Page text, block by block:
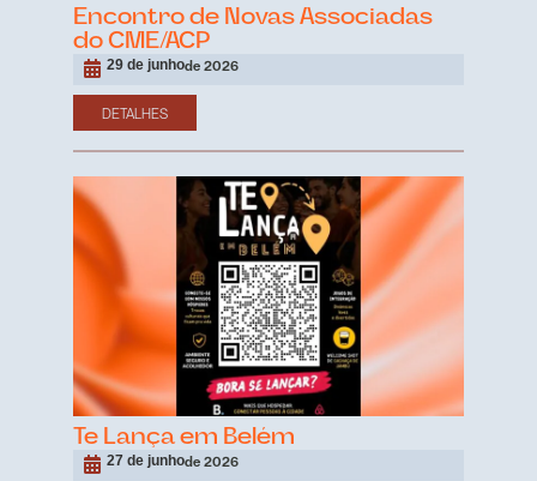
Encontro de Novas Associadas
do CME/ACP
29 de junhode 2026
DETALHES
Te Lança em Belém
27 de junhode 2026